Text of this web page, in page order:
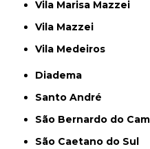
Vila Marisa Mazzei
Vila Mazzei
Vila Medeiros
Diadema
Santo André
São Bernardo do
São Caetano do Sul